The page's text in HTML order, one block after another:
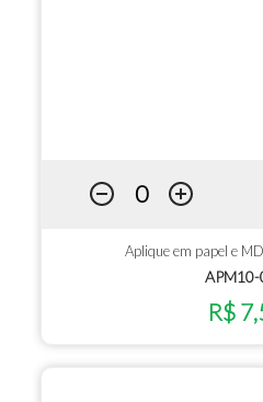
Aplique em papel e
R$